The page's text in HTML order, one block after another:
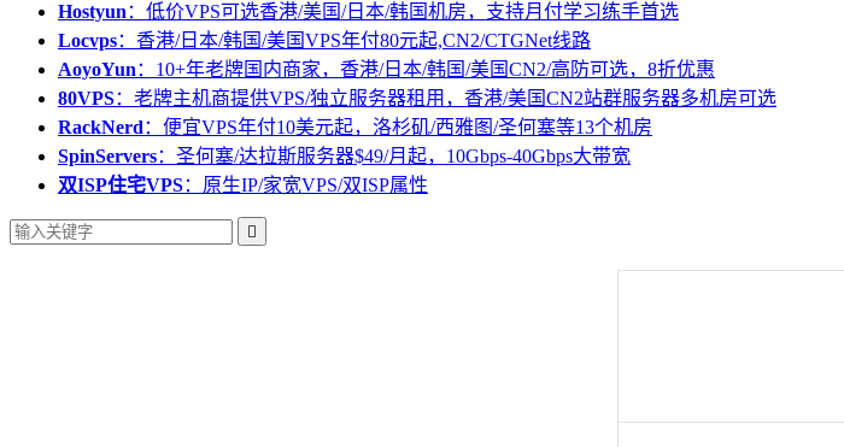
Hostyun ：低价VPS可选香港/美国/日本/韩国机房，支持月付学习练手首选
Locvps：香港/日本/韩国/美国VPS年付80元起,CN2/CTGNet线路
AoyoYun ：10+年老牌国内商家，香港/日本/韩国/美国CN2/高防可选，8折优惠
80VPS：老牌主机商提供VPS/独立服务器租用，香港/美国CN2站群服务器多机房可选
RackNerd ：便宜VPS年付10美元起，洛杉矶/西雅图/圣何塞等13个机房
SpinServers：圣何塞/达拉斯服务器$49/月起，10Gbps-40Gbps大带宽
双ISP住宅VPS：原生IP/家宽VPS/双ISP属性
